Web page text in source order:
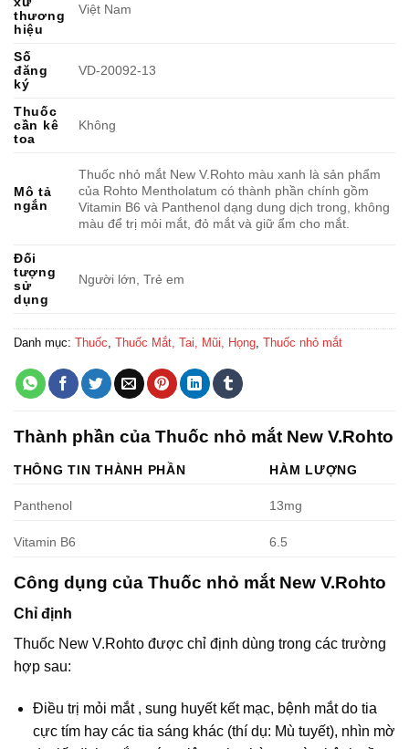
thương
hiệu
Việt Nam
Số
đăng
ký
VD-20092-13
Thuốc
cần kê
toa
Không
Mô tả
ngắn
Thuốc nhỏ mắt New V.Rohto màu xanh là sản phẩm
của Rohto Mentholatum có thành phần chính gồm
Vitamin B6 và Panthenol dạng dung dịch trong, không
màu để trị mỏi mắt, đỏ mắt và giữ ẩm cho mắt.
Đối
tượng
sử
dụng
Người lớn, Trẻ em
Danh mục: Thuốc, Thuốc Mắt, Tai, Mũi, Họng, Thuốc nhỏ mắt
Thành phần của Thuốc nhỏ mắt New V.Rohto
THÔNG TIN THÀNH PHẦN HÀM LƯỢNG
Panthenol 13mg
Vitamin B6 6.5
Công dụng của Thuốc nhỏ mắt New V.Rohto
Chỉ định
Thuốc New V.Rohto được chỉ định dùng trong các trường
hợp sau:
Ðiều trị mỏi mắt , sung huyết kết mạc, bệnh mắt do tia
cực tím hay các tia sáng khác (thí dụ: Mù tuyết), nhìn mờ